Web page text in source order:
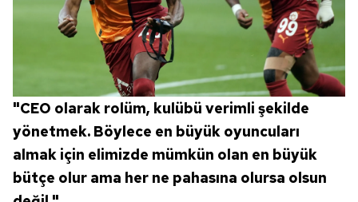
"CEO olarak rolüm, kulübü verimli şekilde
yönetmek. Böylece en büyük oyuncuları
almak için elimizde mümkün olan en büyük
bütçe olur ama her ne pahasına olursa olsun